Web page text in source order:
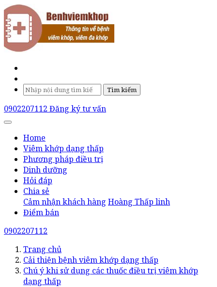
Tìm kiếm
0902207112 Đăng ký tư vấn
Home
Viêm khớp dạng thấp
Phương pháp điều trị
Dinh dưỡng
Hỏi đáp
Chia sẻ
Cảm nhận khách hàng Hoàng Thấp linh
Điểm bán
0902207112
Trang chủ
Cải thiện bệnh viêm khớp dạng thấp
Chú ý khi sử dụng các thuốc điều trị viêm khớp
dạng thấp